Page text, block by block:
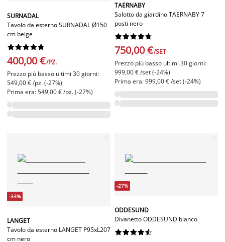
SURNADAL
Tavolo da esterno SURNADAL Ø150
cm beige






400,00 €/PZ.
Prezzo più basso ultimi 30 giorni:
549,00 € /pz. (-27%)
Prima era: 549,00 € /pz. (-27%)
TAERNABY
Salotto da giardino TAERNABY 7
posti nero






750,00 €/SET
Prezzo più basso ultimi 30 giorni:
999,00 € /set (-24%)
Prima era: 999,00 € /set (-24%)
-33%
LANGET
Tavolo da esterno LANGET P95xL207
cm nero
-27%
ODDESUND
Divanetto ODDESUND bianco





